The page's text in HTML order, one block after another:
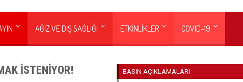
AĞIZ VE DİŞ SAĞLIĞI ETKİNLİKLER COVID-19
İSTENİYOR!
BASIN AÇIKLAMALARI